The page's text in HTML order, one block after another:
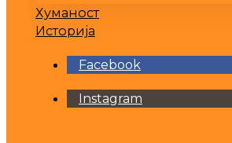
Хуманост
Историја
Facebook
Instagram